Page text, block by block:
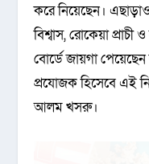
করে নিয়েছেন।
বিশ্বাস, রোকেয়া
বোর্ডে জায়গা
প্রযোজক হিসেবে এই
আলম খসরু।